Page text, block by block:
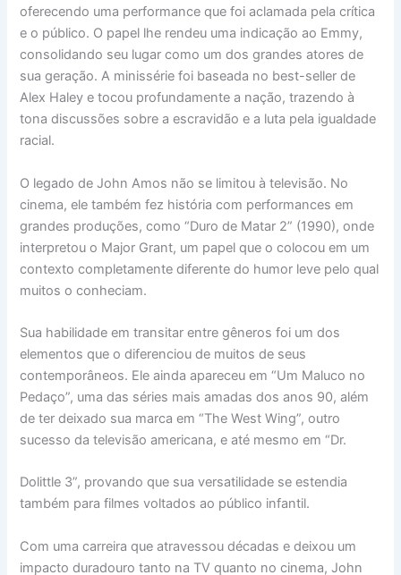
oferecendo uma performance que foi aclamada pela crítica
e o público. O papel lhe rendeu uma indicação ao Emmy,
consolidando seu lugar como um dos grandes atores de
sua geração. A minissérie foi baseada no best-seller de
Alex Haley e tocou profundamente a nação, trazendo à
tona discussões sobre a escravidão e a luta pela igualdade
racial.
O legado de John Amos não se limitou à televisão. No
cinema, ele também fez história com performances em
grandes produções, como “Duro de Matar 2” (1990), onde
interpretou o Major Grant, um papel que o colocou em um
contexto completamente diferente do humor leve pelo qual
muitos o conheciam.
Sua habilidade em transitar entre gêneros foi um dos
elementos que o diferenciou de muitos de seus
contemporâneos. Ele ainda apareceu em “Um Maluco no
Pedaço”, uma das séries mais amadas dos anos 90, além
de ter deixado sua marca em “The West Wing”, outro
sucesso da televisão americana, e até mesmo em “Dr.
Dolittle 3”, provando que sua versatilidade se estendia
também para filmes voltados ao público infantil.
Com uma carreira que atravessou décadas e deixou um
impacto duradouro tanto na TV quanto no cinema, John